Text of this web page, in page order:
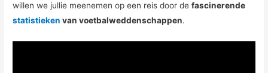
willen we jullie meenemen op een reis door defascinerende
statistieken van voetbalweddenschappen.